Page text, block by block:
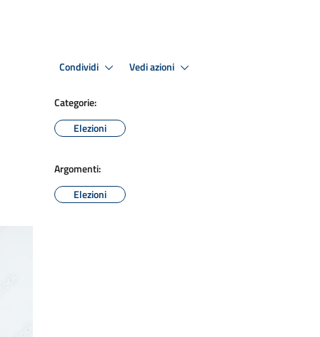
Condividi Vedi azioni
Categorie:
Elezioni
Argomenti:
Elezioni